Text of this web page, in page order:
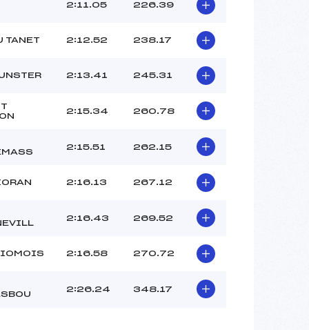
-2
2:11.05 226.39
TANET 2:12.52 238.17
2:13.41 245.31
2:15.34 260.78
2:15.51 262.15
2:16.13 267.12
2:16.43 269.52
2:16.58 270.72
2:26.24 348.17